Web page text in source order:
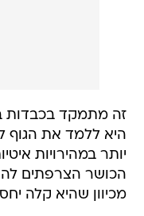
זה מתמקד בכבדות
היא ללמד את הגוף
יותר במהירויות
הכושר הצרפתים
מכיוון שהיא קלה